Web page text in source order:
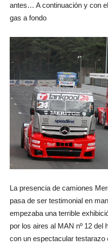
antes… A continuación y con
gas a fondo
La presencia de camiones
pasa de ser testimonial en
empezaba una terrible
por los aires al MAN nº 12 del
con un espectacular